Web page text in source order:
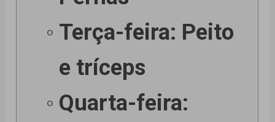
Terça-feira: Peito
e tríceps
Quarta-feira: